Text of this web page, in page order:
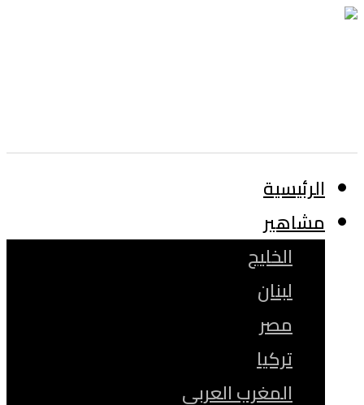
الرئيسية
مشاهير
الخليج
لبنان
مصر
تركيا
المغرب العربى